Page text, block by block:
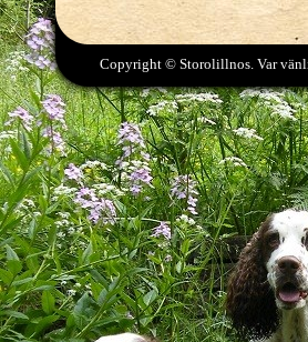
Copyright © Storolillnos. Var